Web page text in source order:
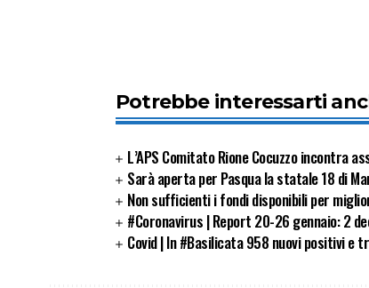
Potrebbe interessarti
L’APS Comitato Rione Cocuzzo incontra
Sarà aperta per Pasqua la statale 18 di
Non sufficienti i fondi disponibili per
#Coronavirus | Report 20-26 gennaio: 2
Covid | In #Basilicata 958 nuovi positivi